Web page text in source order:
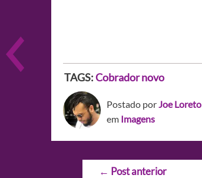
TAGS:Cobrador novo
Postado porJoe Loreto
em Imagens
Navegação
← Post anterior